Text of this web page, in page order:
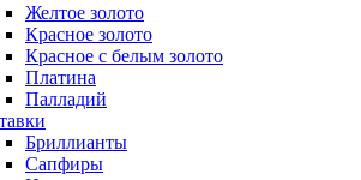
Желтое золото
Красное золото
Красное с белым золото
Платина
Палладий
Бриллианты
Сапфиры